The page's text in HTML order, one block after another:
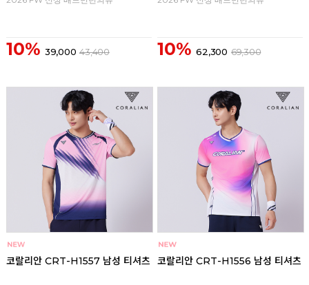
10% 39,000 43,400 10% 62,300 69,300
코랄리안 CRT-H1557 남성 티셔츠 코랄리안 CRT-H1556 남성 티셔츠